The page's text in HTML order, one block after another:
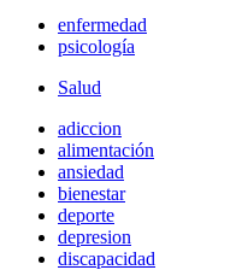
enfermedad
psicología
Salud
adiccion
alimentación
ansiedad
bienestar
deporte
depresion
discapacidad